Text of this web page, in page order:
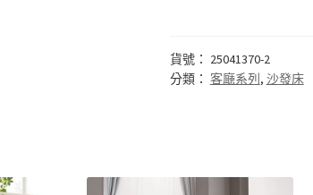
貨號： 25041370-2
分類： 客廰系列, 沙發床